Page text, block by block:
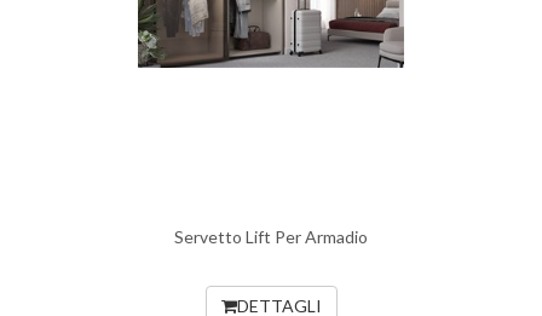
Servetto Lift Per Armadio
DETTAGLI